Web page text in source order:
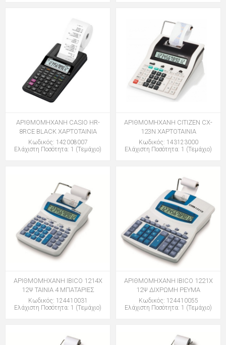
ΑΡΙΘΜΟΜΗΧΑΝΗ CASIO HR-
8RCE BLACK ΧΑΡΤΟΤΑΙΝΙΑ
Κωδικός: 142008007
Ελάχιστη Ποσότητα: 1 (Τεμάχιο)
ΑΡΙΘΜΟΜΗΧΑΝΗ CITIZEN CX-
123N ΧΑΡΤΟΤΑΙΝΙΑ
Κωδικός: 143123000
Ελάχιστη Ποσότητα: 1 (Τεμάχιο)
ΑΡΙΘΜΟΜΗΧΑΝΗ IBICO 1214Χ
12Ψ ΤΑΙΝΙΑ 4 ΜΠΑΤΑΡΙΕΣ
Κωδικός: 124410031
Ελάχιστη Ποσότητα: 1 (Τεμάχιο)
ΑΡΙΘΜΟΜΗΧΑΝΗ IBICO 1221Χ
12Ψ ΔΙΧΡΩΜΗ ΡΕΥΜΑ
Κωδικός: 124410055
Ελάχιστη Ποσότητα: 1 (Τεμάχιο)